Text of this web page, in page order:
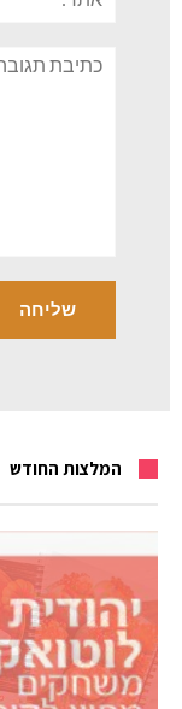
תגובה
המלצות החודש